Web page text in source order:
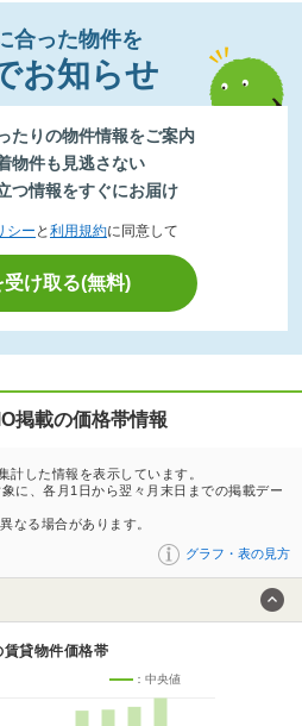
合った物件を
お知らせ
たりの物件情報をご案内
物件も見逃さない
つ情報をすぐにお届け
シー と 利用規約に同意して
受け取る(無料)
掲載の価格帯情報
計した情報を表示しています。
に、各月1日から翌々月末日までの掲載デー
なる場合があります。
グラフ・表の見方
貸物件価格帯
：中央値